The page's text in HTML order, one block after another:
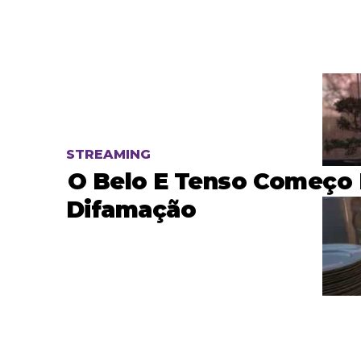
STREAMING
O Belo E Tenso Começo
Difamação